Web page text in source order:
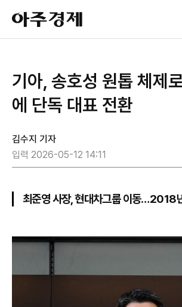
아
주
경
기아, 송호성 원톱 체제
에 단독 대표 전환
김수지 기자
입력 2026-05-12 14:11
최준영 사장, 현대차그룹 이동…2018